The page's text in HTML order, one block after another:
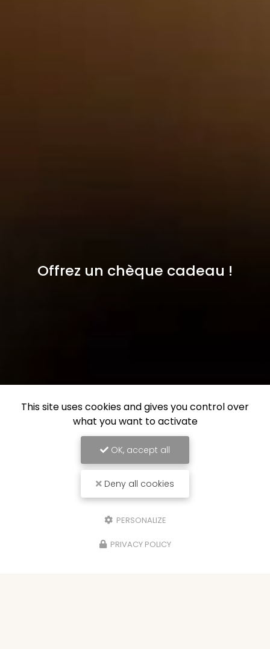
Offrez un chèque cadeau !
This site uses cookies and gives you control over
what you want to activate
OK, accept all
Deny all cookies
PERSONALIZE
PRIVACY POLICY